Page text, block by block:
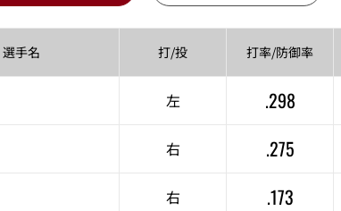
選手名 打/投 打率/防御率
左 .298
右 .275
右 .173